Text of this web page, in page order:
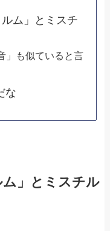
ム」とミスチ
」も似ていると言
な
」とミスチル